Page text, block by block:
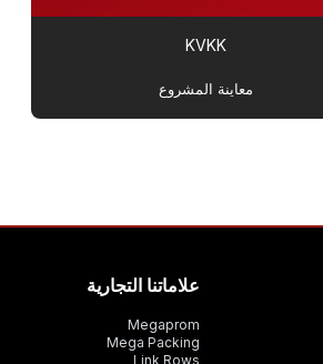
KVKK
معاينة المشروع
علاماتنا التجارية
Megaprom
Mega Packing
Link Rows